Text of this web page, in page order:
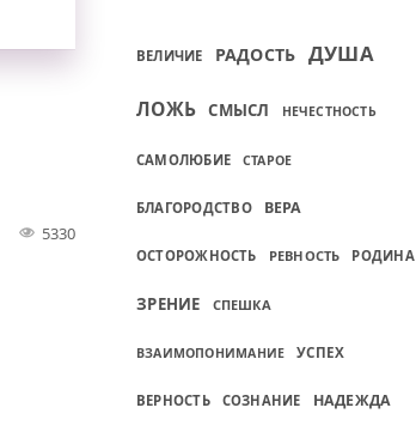
5330
ВЕЛИЧИЕ РАДОСТЬ ДУША
ЛОЖЬ СМЫСЛ НЕЧЕСТНОСТЬ
САМОЛЮБИЕ СТАРОЕ
БЛАГОРОДСТВО ВЕРА
ОСТОРОЖНОСТЬ РЕВНОСТЬ РОДИНА
ЗРЕНИЕ СПЕШКА
ВЗАИМОПОНИМАНИЕ УСПЕХ
ВЕРНОСТЬ СОЗНАНИЕ НАДЕЖДА